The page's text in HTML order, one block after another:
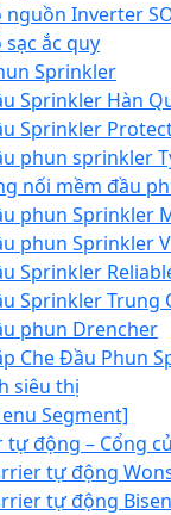
nguồn Inverter
sạc ắc quy
Sprinkler
Sprinkler Hàn
Sprinkler
phun sprinkler
nối mềm đầu
phun Sprinkler
phun Sprinkler
Sprinkler
Sprinkler Trung
phun Drencher
Che Đầu Phun
siêu thị
Segment]
tự động – Cổng
tự động
tự động Bisen